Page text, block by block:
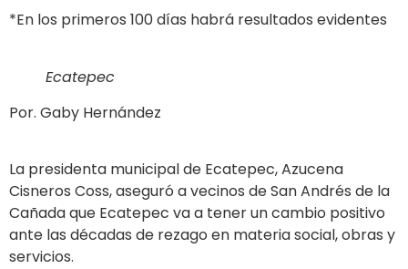
*En los primeros 100 días habrá resultados evidentes
Ecatepec
Por. Gaby Hernández
La presidenta municipal de Ecatepec, Azucena
Cisneros Coss, aseguró a vecinos de San Andrés de la
Cañada que Ecatepec va a tener un cambio positivo
ante las décadas de rezago en materia social, obras y
servicios.